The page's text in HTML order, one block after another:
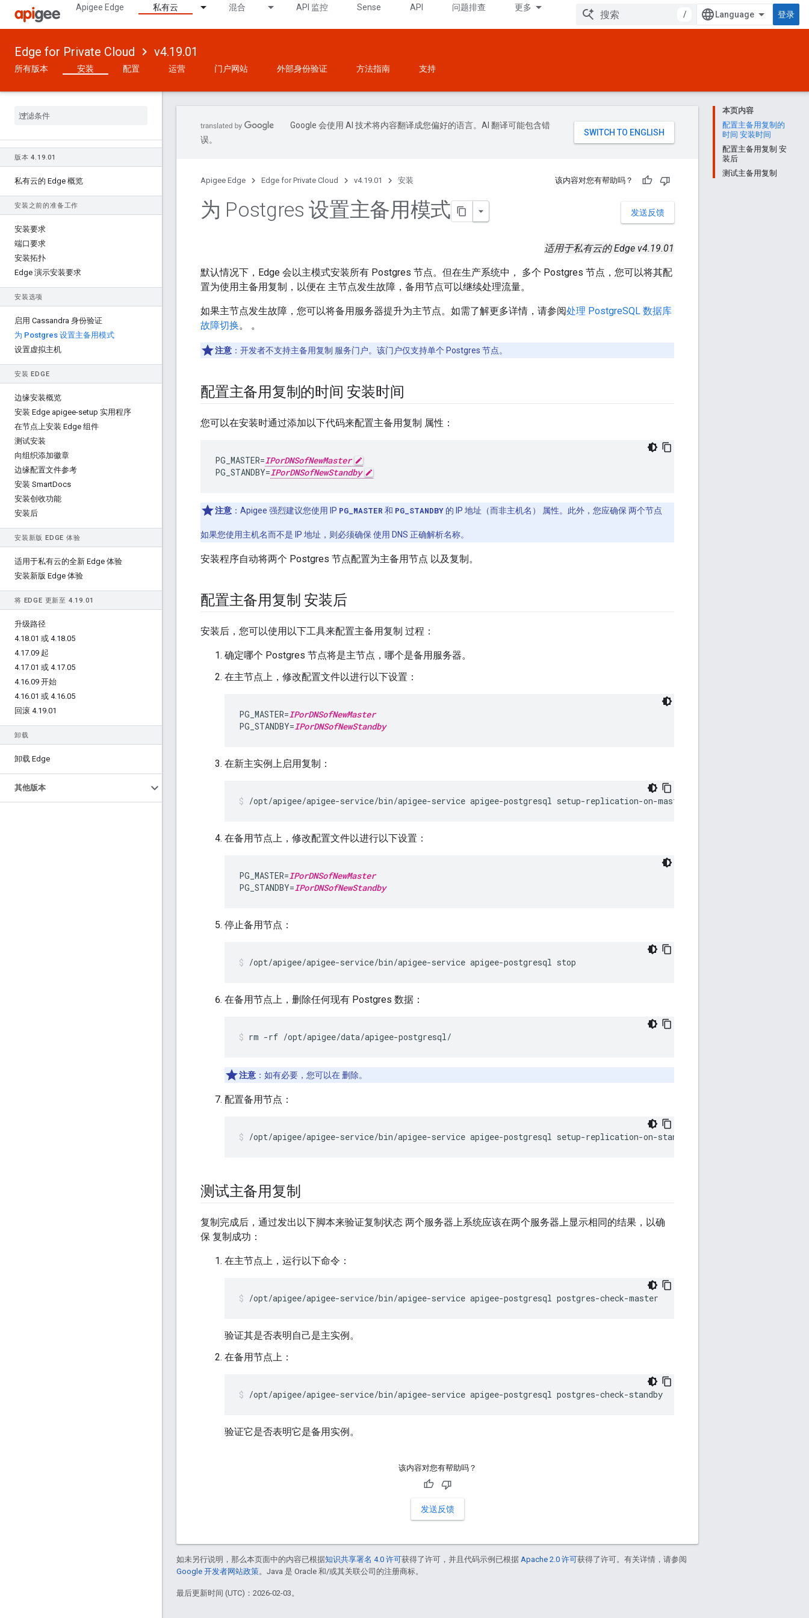
Apigee Edge 私有云 混合 API 监控 Sense API 问题排查 更多
/ 登录
Edge for Private Cloud v4.19.01
所有版本 安装 配置 运营 门户网站 外部身份验证 方法指南 支持
版本 4.19.01
私有云的 Edge 概览
安装之前的准备工作
安装要求
端口要求
安装拓扑
Edge 演示安装要求
安装选项
启用 Cassandra 身份验证
为 Postgres 设置主备用模式
设置虚拟主机
安装 EDGE
边缘安装概览
安装 Edge apigee-setup 实用程序
在节点上安装 Edge 组件
测试安装
向组织添加徽章
边缘配置文件参考
安装 SmartDocs
安装创收功能
安装后
安装新版 EDGE 体验
适用于私有云的全新 Edge 体验
安装新版 Edge 体验
将 EDGE 更新至 4.19.01
升级路径
4.18.01 或 4.18.05
4.17.09 起
4.17.01 或 4.17.05
4.16.09 开始
4.16.01 或 4.16.05
回滚 4.19.01
卸载
卸载 Edge
其他版本
本页内容
配置主备用复制的
时间 安装时间
配置主备用复制 安
装后
测试主备用复制
Google 会使用 AI 技术将内容翻译成您偏好的语言。AI 翻译可能包含错
误。
Apigee Edge Edge for Private Cloud v4.19.01 安装 该内容对您有帮助吗？
发送反馈
为 Postgres 设置主备用模式
适用于私有云的 Edge v4.19.01
默认情况下，Edge 会以主模式安装所有 Postgres 节点。但在生产系统中， 多个 Postgres 节点，您可以将其配
置为使用主备用复制，以便在 主节点发生故障，备用节点可以继续处理流量。
如果主节点发生故障，您可以将备用服务器提升为主节点。如需了解更多详情，请参阅处理 PostgreSQL 数据库
故障切换。 。
注意 ：开发者不支持主备用复制 服务门户。该门户仅支持单个 Postgres 节点。
配置主备用复制的时间 安装时间
您可以在安装时通过添加以下代码来配置主备用复制 属性：
PG_MASTER=IPorDNSofNewMaster
PG_STANDBY=IPorDNSofNewStandby
注意 ：Apigee 强烈建议您使用 IP PG_MASTER 和 PG_STANDBY 的 IP 地址（而非主机名） 属性。此外，您应确保 两个节点
如果您使用主机名而不是 IP 地址，则必须确保 使用 DNS 正确解析名称。
安装程序自动将两个 Postgres 节点配置为主备用节点 以及复制。
配置主备用复制 安装后
安装后，您可以使用以下工具来配置主备用复制 过程：
确定哪个 Postgres 节点将是主节点，哪个是备用服务器。
在主节点上，修改配置文件以进行以下设置：
PG_MASTER=IPorDNSofNewMaster
PG_STANDBY=IPorDNSofNewStandby
在新主实例上启用复制：
/opt/apigee/apigee-service/bin/apigee-service apigee-postgresql setup-replication-on-master -f
在备用节点上，修改配置文件以进行以下设置：
PG_MASTER=IPorDNSofNewMaster
PG_STANDBY=IPorDNSofNewStandby
停止备用节点：
/opt/apigee/apigee-service/bin/apigee-service apigee-postgresql stop
在备用节点上，删除任何现有 Postgres 数据：
rm -rf /opt/apigee/data/apigee-postgresql/
注意 ：如有必要，您可以在 删除。
配置备用节点：
/opt/apigee/apigee-service/bin/apigee-service apigee-postgresql setup-replication-on-standby -f
测试主备用复制
复制完成后，通过发出以下脚本来验证复制状态 两个服务器上系统应该在两个服务器上显示相同的结果，以确
保 复制成功：
在主节点上，运行以下命令：
/opt/apigee/apigee-service/bin/apigee-service apigee-postgresql postgres-check-master
验证其是否表明自己是主实例。
在备用节点上：
/opt/apigee/apigee-service/bin/apigee-service apigee-postgresql postgres-check-standby
验证它是否表明它是备用实例。
该内容对您有帮助吗？
发送反馈
如未另行说明，那么本页面中的内容已根据知识共享署名 4.0 许可获得了许可，并且代码示例已根据 Apache 2.0 许可获得了许可。有关详情，请参阅
Google 开发者网站政策。Java 是 Oracle 和/或其关联公司的注册商标。
最后更新时间 (UTC)：2026-02-03。